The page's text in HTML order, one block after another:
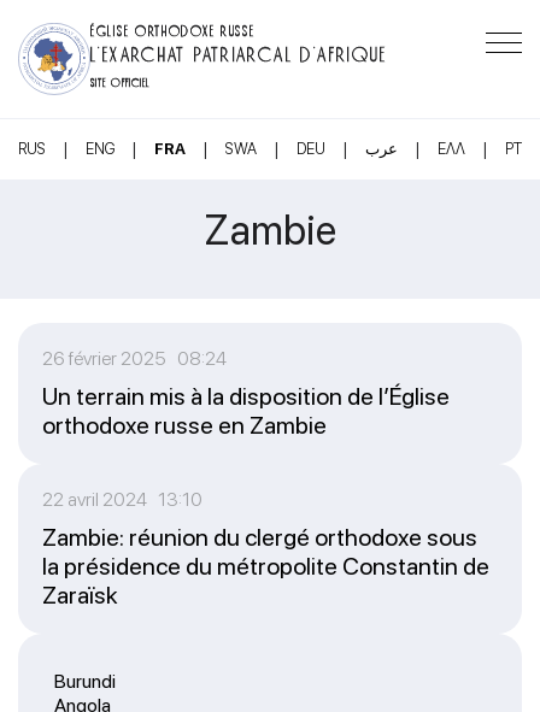
ÉGLISE ORTHODOXE RUSSE
L’EXARCHAT PATRIARCAL D’AFRIQUE
SITE OFFICIEL
RUS | ENG | FRA | SWA | DEU | عرب | ΕΛΛ | PT
Zambie
Burundi
Angola
26 février 2025 08:24
Un terrain mis à la disposition de l’Église
orthodoxe russe en Zambie
22 avril 2024 13:10
Zambie: réunion du clergé orthodoxe sous
la présidence du métropolite Constantin de
Zaraïsk